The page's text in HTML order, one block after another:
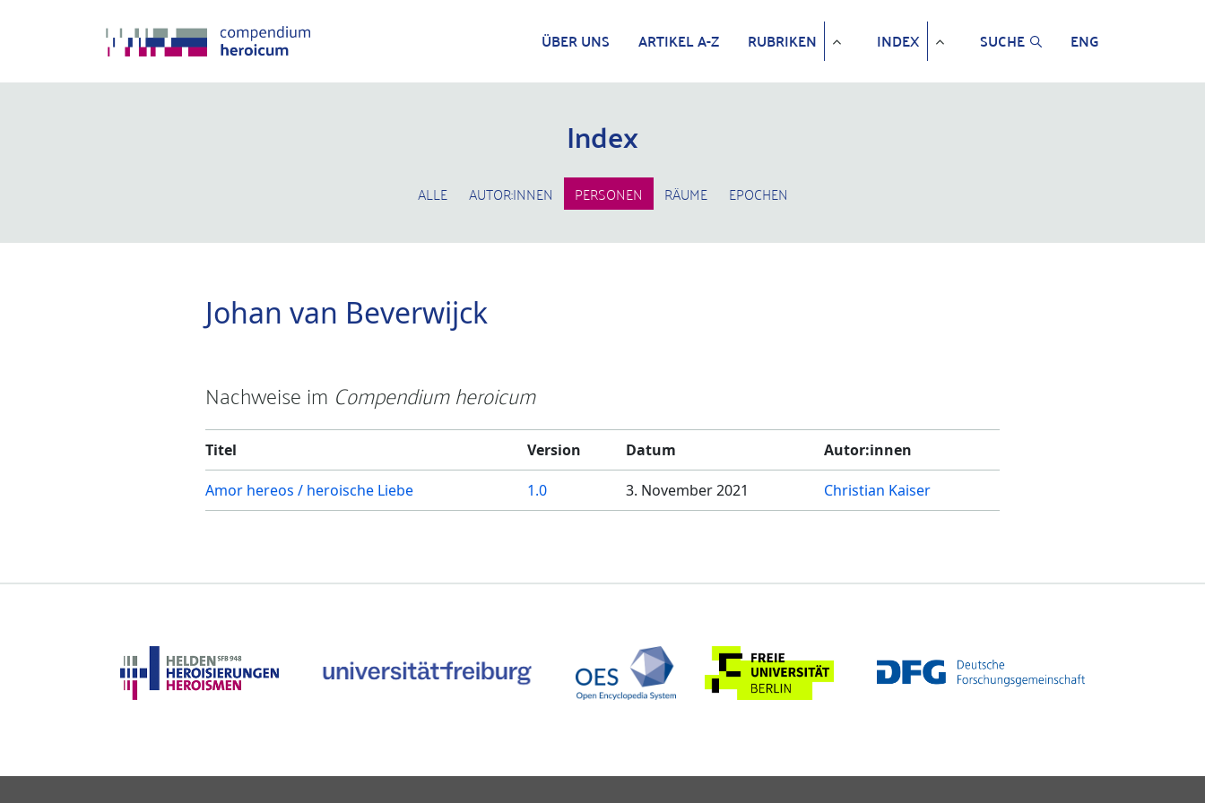
ÜBER UNS ARTIKEL A-Z RUBRIKEN INDEX SUCHE ENG
Index
ALLE AUTOR:INNEN PERSONEN RÄUME EPOCHEN
Johan van Beverwijck
Nachweise im Compendium heroicum
Titel Version Datum Autor:innen
Amor hereos / heroische Liebe 1.0 3. November 2021 Christian Kaiser